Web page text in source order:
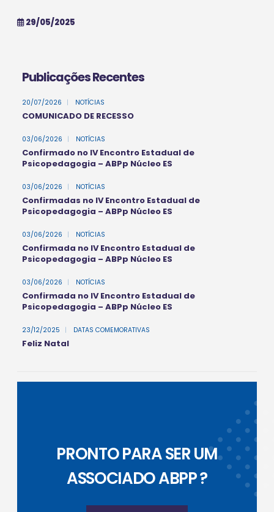
29/05/2025
Publicações Recentes
20/07/2026 | NOTÍCIAS
COMUNICADO DE RECESSO
03/06/2026 | NOTÍCIAS
Confirmado no IV Encontro Estadual de
Psicopedagogia – ABPp Núcleo ES
03/06/2026 | NOTÍCIAS
Confirmadas no IV Encontro Estadual de
Psicopedagogia – ABPp Núcleo ES
03/06/2026 | NOTÍCIAS
Confirmada no IV Encontro Estadual de
Psicopedagogia – ABPp Núcleo ES
03/06/2026 | NOTÍCIAS
Confirmada no IV Encontro Estadual de
Psicopedagogia – ABPp Núcleo ES
23/12/2025 | DATAS COMEMORATIVAS
Feliz Natal
PRONTO PARA SER UM
ASSOCIADO ABPP ?